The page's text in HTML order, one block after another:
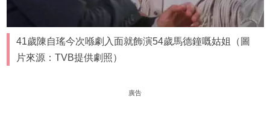
41歲陳自瑤今次喺劇入面就飾演54歲馬德鐘嘅姑姐（圖
片來源：TVB提供劇照）
廣告